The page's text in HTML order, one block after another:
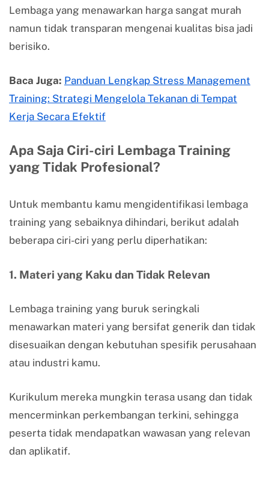
Lembaga yang menawarkan harga sangat murah
namun tidak transparan mengenai kualitas bisa jadi
berisiko.
Baca Juga: Panduan Lengkap Stress Management
Training: Strategi Mengelola Tekanan di Tempat
Kerja Secara Efektif
Apa Saja Ciri-ciri Lembaga Training
yang Tidak Profesional?
Untuk membantu kamu mengidentifikasi lembaga
training yang sebaiknya dihindari, berikut adalah
beberapa ciri-ciri yang perlu diperhatikan:
1. Materi yang Kaku dan Tidak Relevan
Lembaga training yang buruk seringkali
menawarkan materi yang bersifat generik dan tidak
disesuaikan dengan kebutuhan spesifik perusahaan
atau industri kamu.
Kurikulum mereka mungkin terasa usang dan tidak
mencerminkan perkembangan terkini, sehingga
peserta tidak mendapatkan wawasan yang relevan
dan aplikatif.